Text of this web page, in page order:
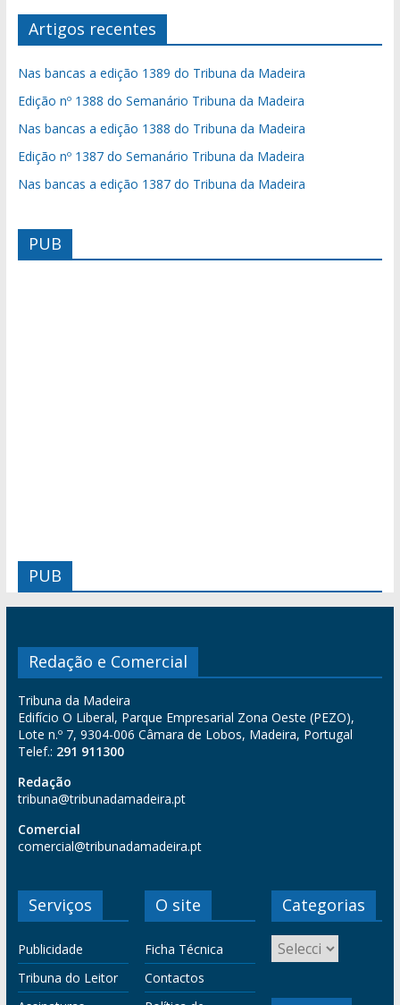
Artigos recentes
Nas bancas a edição 1389 do Tribuna da Madeira
Edição nº 1388 do Semanário Tribuna da Madeira
Nas bancas a edição 1388 do Tribuna da Madeira
Edição nº 1387 do Semanário Tribuna da Madeira
Nas bancas a edição 1387 do Tribuna da Madeira
PUB
PUB
Redação e Comercial
Tribuna da Madeira
Edifício O Liberal, Parque Empresarial Zona Oeste (PEZO),
Lote n.º 7, 9304-006 Câmara de Lobos, Madeira, Portugal
Telef.: 291 911300
Redação
tribuna@tribunadamadeira.pt
Comercial
comercial@tribunadamadeira.pt
Serviços
Publicidade
Tribuna do Leitor
O site
Ficha Técnica
Contactos
Categorias